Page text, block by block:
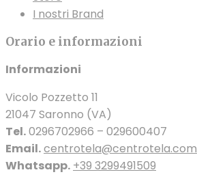
I nostri Brand
Orario e informazioni
Informazioni
Vicolo Pozzetto 11
21047 Saronno (VA)
Tel.0296702966 – 029600407
Email.centrotela@centrotela.com
Whatsapp. +39 3299491509